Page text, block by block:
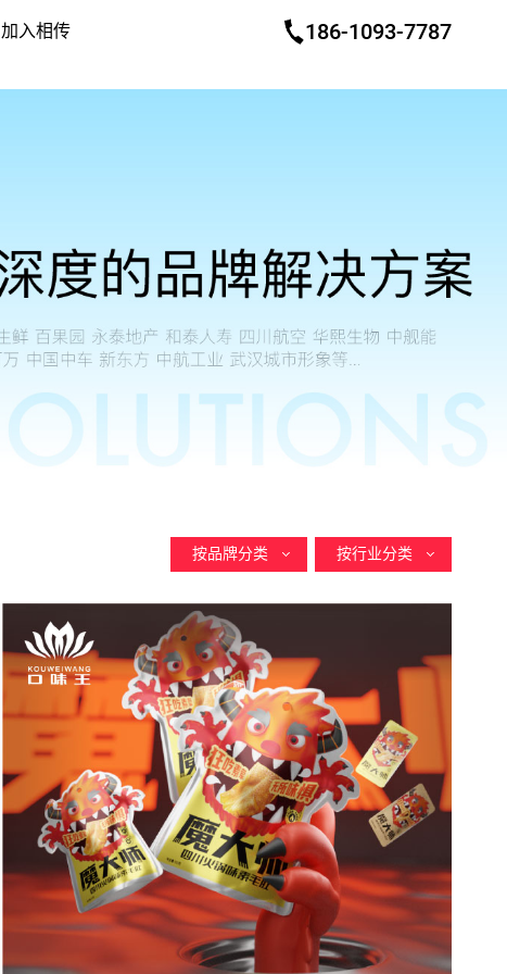
加入相传 186-1093-7787
按品牌分类 按行业分类